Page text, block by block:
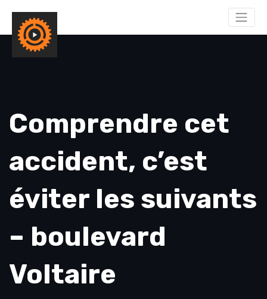
Comprendre cet
accident, c’est
éviter les suivants
– boulevard
Voltaire